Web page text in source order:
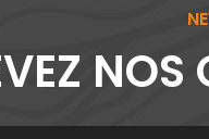
NOS